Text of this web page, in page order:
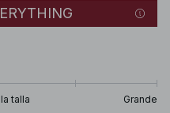
talla Grande